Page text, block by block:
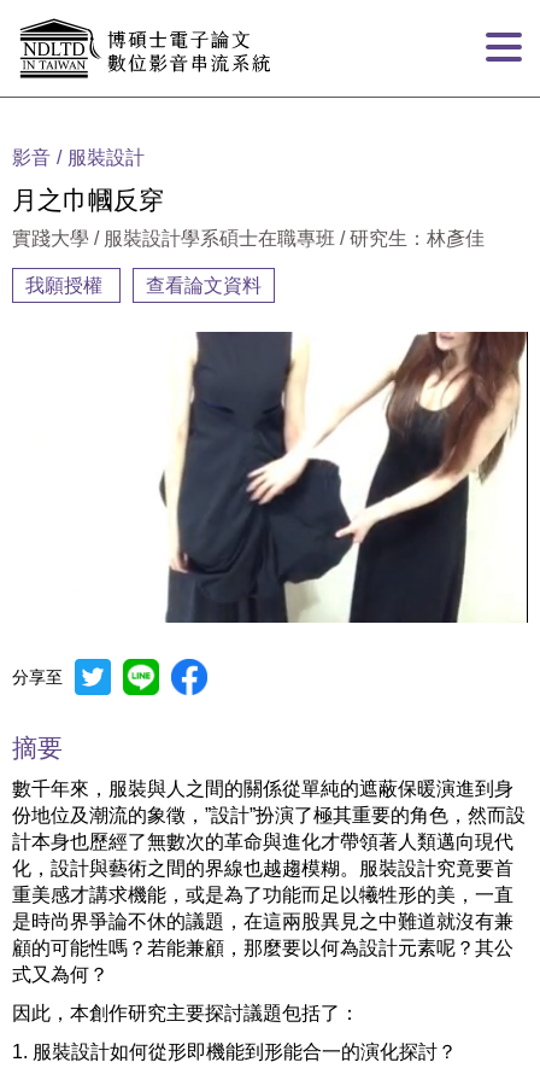
影音 服裝設計
月之巾幗反穿
實踐大學 / 服裝設計學系碩士在職專班 / 研究生：林彥佳
我願授權 查看論文資料
分享至
摘要
數千年來，服裝與人之間的關係從單純的遮蔽保暖演進到身
份地位及潮流的象徵，”設計”扮演了極其重要的角色，然而設
計本身也歷經了無數次的革命與進化才帶領著人類邁向現代
化，設計與藝術之間的界線也越趨模糊。服裝設計究竟要首
重美感才講求機能，或是為了功能而足以犧牲形的美，一直
是時尚界爭論不休的議題，在這兩股異見之中難道就沒有兼
顧的可能性嗎？若能兼顧，那麼要以何為設計元素呢？其公
式又為何？
因此，本創作研究主要探討議題包括了：
1. 服裝設計如何從形即機能到形能合一的演化探討？